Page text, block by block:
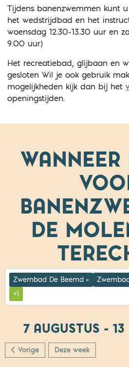
Tijdens banenzwemmen kunt
het wedstrijdbad en het
woensdag 12.30-13.30 uur en
9.00 uur)
Het recreatiebad, glijbaan en
gesloten Wil je ook gebruik
mogelijkheden kijk dan bij het
openingstijden.
DE
Zwembad De Beemd ×
+1
7 AUGUSTUS - 13
Vorige Deze week